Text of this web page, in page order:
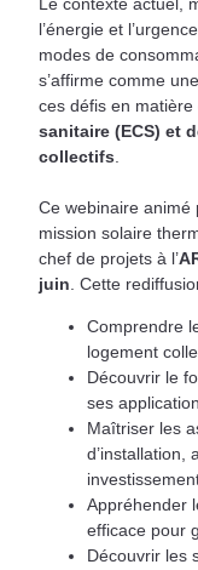
l’énergie et
modes de
s’affirme comme
ces défis en matière
sanitaire (ECS) et
collectifs
Ce webinaire animé
mission solaire
chef de projets à l’
juin . Cette
Comprendre
logement
Découvrir le
ses
Maîtriser les
d’installation,
Appréhender
efficace pour
Découvrir les